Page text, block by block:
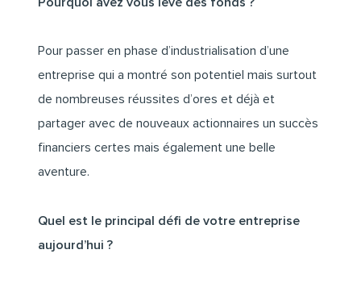
Pour passer en phase d’industrialisation d’une
entreprise qui a montré son potentiel mais surtout
de nombreuses réussites d’ores et déjà et
partager avec de nouveaux actionnaires un succès
financiers certes mais également une belle
aventure.
Quel est le principal défi de votre entreprise
aujourd’hui ?